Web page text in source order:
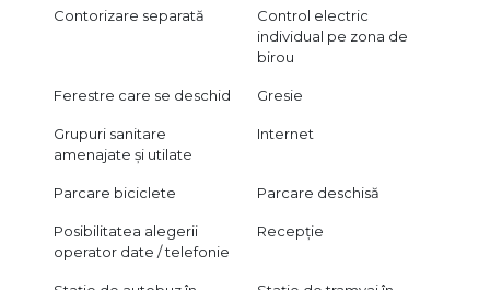
Contorizare separată
Control electric
individual pe zona de
birou
Ferestre care se deschid Gresie
Grupuri sanitare
amenajate și utilate
Internet
Parcare biciclete Parcare deschisă
Posibilitatea alegerii
operator date / telefonie
Recepție